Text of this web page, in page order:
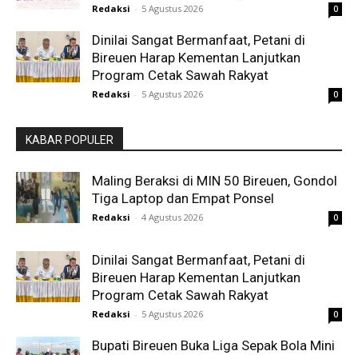
Redaksi - 5 Agustus 2026 0
Dinilai Sangat Bermanfaat, Petani di
Bireuen Harap Kementan Lanjutkan
Program Cetak Sawah Rakyat
Redaksi - 5 Agustus 2026 0
KABAR POPULER
Maling Beraksi di MIN 50 Bireuen, Gondol
Tiga Laptop dan Empat Ponsel
Redaksi - 4 Agustus 2026 0
Dinilai Sangat Bermanfaat, Petani di
Bireuen Harap Kementan Lanjutkan
Program Cetak Sawah Rakyat
Redaksi - 5 Agustus 2026 0
Bupati Bireuen Buka Liga Sepak Bola Mini